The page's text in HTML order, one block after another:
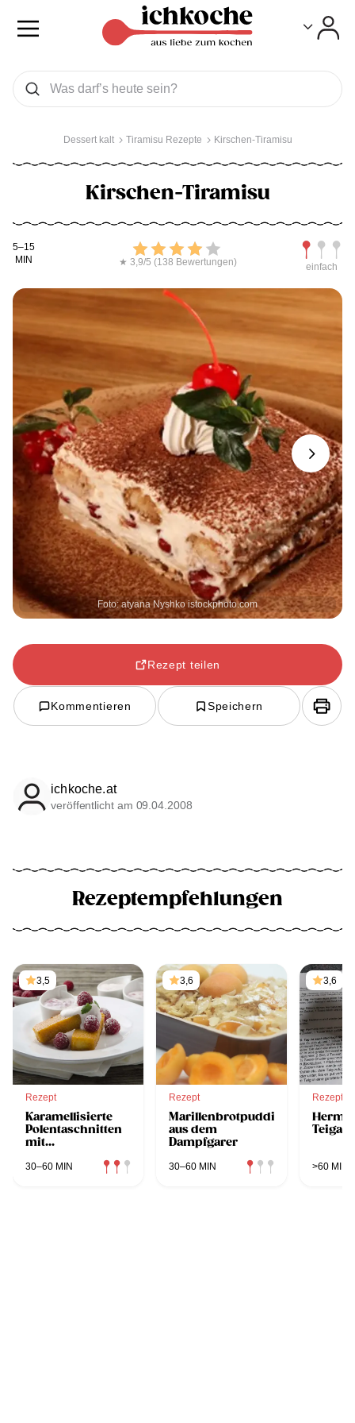
Was wollen Sie suchen
Suchen
Dessert kalt Tiramisu Rezepte Kirschen-Tiramisu
Kirschen-Tiramisu
Kochdauer
5–15
MIN
Bewerten
★ 3,9/5 (138 Bewertungen) einfach
Foto: atyana Nyshko istockphoto.com
Next
Rezept teilen
Kommentieren Speichern
ichkoche.at
veröffentlicht am 09.04.2008
Rezeptempfehlungen
3,5
Rezept
Karamellisierte
Polentaschnitten
mit
30–60 MIN
3,6
Rezept
Marillenbrotpudding
aus dem
Dampfgarer
30–60 MIN
3,6
Rezept
>60 MIN